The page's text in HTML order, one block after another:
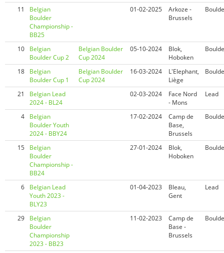
11
Belgian
Boulder
Championship -
BB25
01-02-2025
Arkoze -
Brussels
10
Belgian
Boulder Cup 2
Belgian Boulder
Cup 2024
05-10-2024
Blok,
Hoboken
18
Belgian
Boulder Cup 1
Belgian Boulder
Cup 2024
16-03-2024
L'Elephant,
Liège
21
Belgian Lead
2024 - BL24
02-03-2024
Face Nord
- Mons
Lead
4
Belgian
Boulder Youth
2024 - BBY24
17-02-2024
Camp de
Base,
Brussels
15
Belgian
Boulder
Championship -
BB24
27-01-2024
Blok,
Hoboken
6
Belgian Lead
Youth 2023 -
BLY23
01-04-2023
Bleau,
Gent
Lead
29
Belgian
Boulder
Championship
2023 - BB23
11-02-2023
Camp de
Base -
Brussels